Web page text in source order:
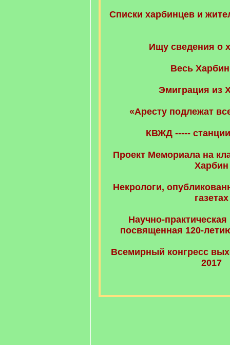
Cписки харбинцев и
Ищу сведения о
Весь
Эмиграция из
«Аресту подлежат
КВЖД -----
Проект Мемориала на
Харбин
Некрологи,
газетах
Научно-
посвященная 120-
Всемирный конгресс
2017